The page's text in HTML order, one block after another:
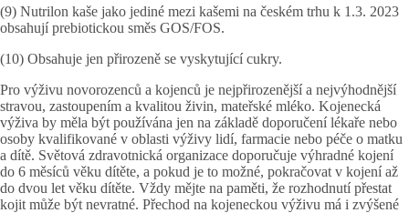
(9) Nutrilon kaše jako jediné mezi kašemi na českém trhu k 1.3. 2023
obsahují prebiotickou směs GOS/FOS.
(10) Obsahuje jen přirozeně se vyskytující cukry.
Pro výživu novorozenců a kojenců je nejpřirozenější a nejvýhodnější
stravou, zastoupením a kvalitou živin, mateřské mléko. Kojenecká
výživa by měla být používána jen na základě doporučení lékaře nebo
osoby kvalifikované v oblasti výživy lidí, farmacie nebo péče o matku
a dítě. Světová zdravotnická organizace doporučuje výhradné kojení
do 6 měsíců věku dítěte, a pokud je to možné, pokračovat v kojení až
do dvou let věku dítěte. Vždy mějte na paměti, že rozhodnutí přestat
kojit může být nevratné. Přechod na kojeneckou výživu má i zvýšené